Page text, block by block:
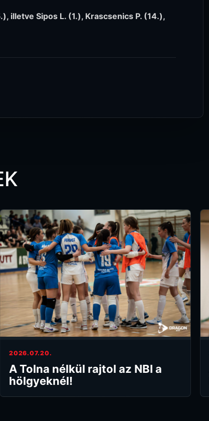
illetve Sipos L. (1.), Krascsenics P. (14.),
2026.07.20.
A Tolna nélkül rajtol az NBI a
hölgyeknél!